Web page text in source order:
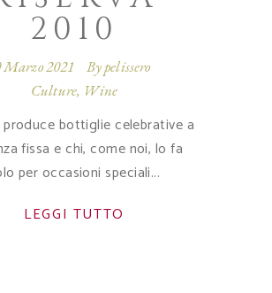
2010
Marzo 2021 Bypelissero
Culture, Wine
produce bottiglie celebrative a
fissa e chi, come noi, lo fa
per occasioni speciali
LEGGI TUTTO